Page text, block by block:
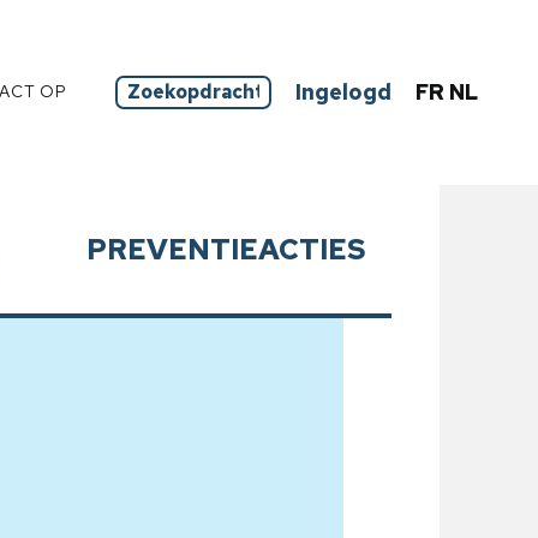
OP Ingelogd FR NL
PREVENTIEACTIES